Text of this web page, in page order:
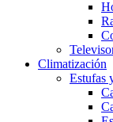
Climatización
Estufas